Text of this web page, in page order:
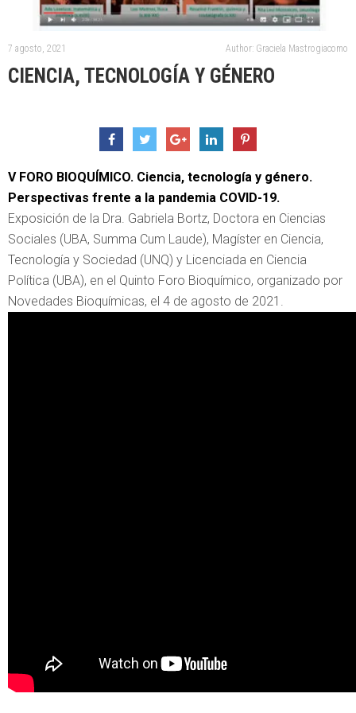
7 agosto, 2021 Author: Graciela Mastrogiacomo
CIENCIA, TECNOLOGÍA Y GÉNERO
V FORO BIOQUÍMICO. Ciencia, tecnología y género.
Perspectivas frente a la pandemia COVID-19.
Exposición de la Dra. Gabriela Bortz, Doctora en Ciencias
Sociales (UBA, Summa Cum Laude), Magíster en Ciencia,
Tecnología y Sociedad (UNQ) y Licenciada en Ciencia
Política (UBA), en el Quinto Foro Bioquímico, organizado por
Novedades Bioquímicas, el 4 de agosto de 2021.